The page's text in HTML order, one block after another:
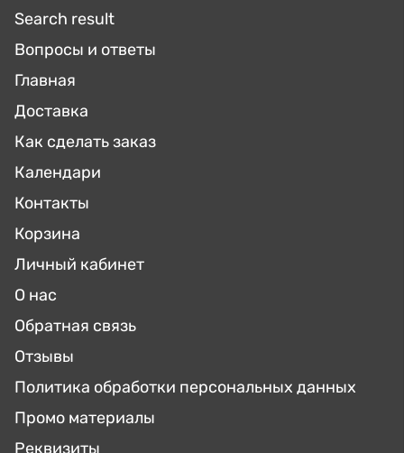
Search result
Вопросы и ответы
Главная
Доставка
Как сделать заказ
Календари
Контакты
Корзина
Личный кабинет
О нас
Обратная связь
Отзывы
Политика обработки персональных данных
Промо материалы
Реквизиты